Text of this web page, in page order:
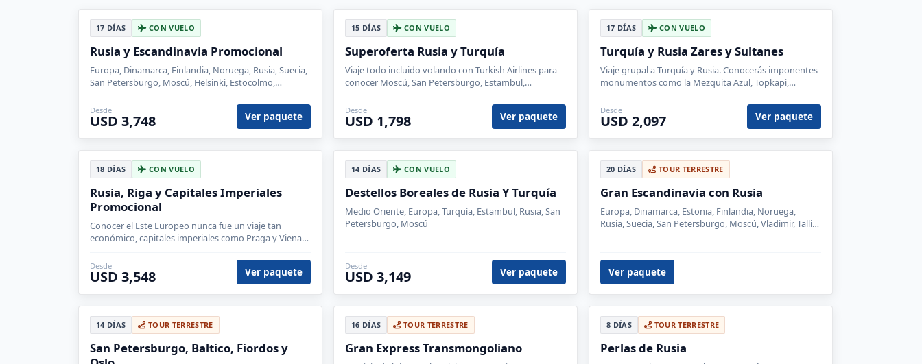
17 DÍAS CON VUELO
Rusia y Escandinavia Promocional
Europa, Dinamarca, Finlandia, Noruega, Rusia, Suecia,
San Petersburgo, Moscú, Helsinki, Estocolmo,
Desde
USD 3,748 Ver paquete
15 DÍAS CON VUELO
Superoferta Rusia y Turquía
Viaje todo incluido volando con Turkish Airlines para
conocer Moscú, San Petersburgo, Estambul,
son las visitas estrella.
Desde
USD 1,798 Ver paquete
17 DÍAS CON VUELO
Turquía y Rusia Zares y Sultanes
Viaje grupal a Turquía y Rusia. Conocerás imponentes
monumentos como la Mezquita Azul, Topkapi,
otros..
Desde
USD 2,097 Ver paquete
18 DÍAS CON VUELO
Rusia, Riga y Capitales Imperiales
Promocional
Conocer el Este Europeo nunca fue un viaje tan
económico, capitales imperiales como Praga y Viena
Desde
USD 3,548 Ver paquete
14 DÍAS CON VUELO
Destellos Boreales de Rusia Y Turquía
Medio Oriente, Europa, Turquía, Estambul, Rusia, San
Petersburgo, Moscú
Desde
USD 3,149 Ver paquete
20 DÍAS TOUR TERRESTRE
Gran Escandinavia con Rusia
Europa, Dinamarca, Estonia, Finlandia, Noruega,
Rusia, Suecia, San Petersburgo, Moscú, Vladimir, Tallin,
Ver paquete
14 DÍAS TOUR TERRESTRE
San Petersburgo, Baltico, Fiordos y
16 DÍAS TOUR TERRESTRE
Gran Express Transmongoliano
8 DÍAS TOUR TERRESTRE
Perlas de Rusia